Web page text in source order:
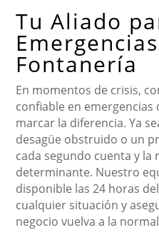
Tu Aliado
Fontanería
En momentos de crisis,
confiable en
marcar la diferencia. Ya
desagüe obstruido o un
cada segundo cuenta y la
determinante. Nuestro
disponible las 24 horas
cualquier situación y
negocio vuelva a la